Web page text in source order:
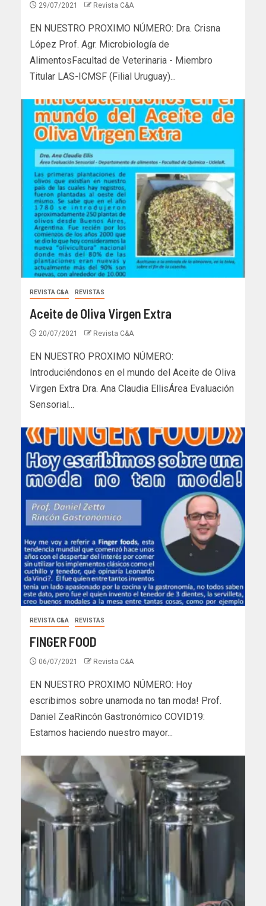
29/07/2021 Revista C&A
EN NUESTRO PROXIMO NÚMERO: Dra. Crisna
López Prof. Agr. Microbiología de
AlimentosFacultad de Veterinaria - Miembro
Titular LAS-ICMSF (Filial Uruguay)...
REVISTA C&A REVISTAS
Aceite de Oliva Virgen Extra
20/07/2021 Revista C&A
EN NUESTRO PROXIMO NÚMERO:
Introduciéndonos en el mundo del Aceite de Oliva
Virgen Extra Dra. Ana Claudia EllisÁrea Evaluación
Sensorial...
REVISTA C&A REVISTAS
FINGER FOOD
06/07/2021 Revista C&A
EN NUESTRO PROXIMO NÚMERO: Hoy
escribimos sobre unamoda no tan moda! Prof.
Daniel ZeaRincón Gastronómico COVID19:
Estamos haciendo nuestro mayor...